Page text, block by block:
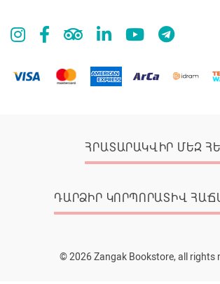
ՀՐԱՏԱՐԱԿՎԻՐ ՄԵԶ
ԴԱՐՁԻՐ ԿՈՐՊՈՐԱՏԻՎ
© 2026 Zangak Bookstore, all rights